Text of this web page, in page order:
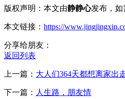
版权声明：本文由静静心发布，如
本文链接： https://
分享给朋友：
返回列表
上一篇： 大人们364天都想离家出
下一篇： 人生路，朋友情